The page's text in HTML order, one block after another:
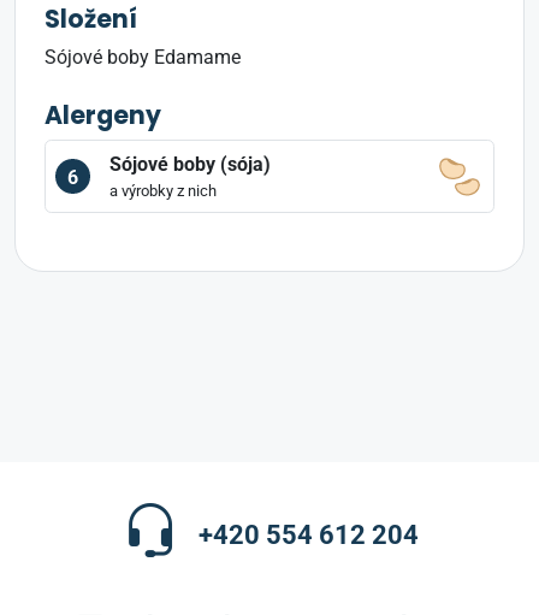
Složení
Sójové boby Edamame
Alergeny
6
Sójové boby (sója)
a výrobky z nich
+420 554 612 204